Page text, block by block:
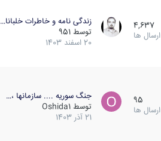
4,637
ارسال ها
زندگی نامه و خاطرات خلبانا…
توسط 951
20 اسفند 1403
95
ارسال ها
جنگ سوریه .... سازمانها ،…
توسط Oshida1
21 آذر 1403